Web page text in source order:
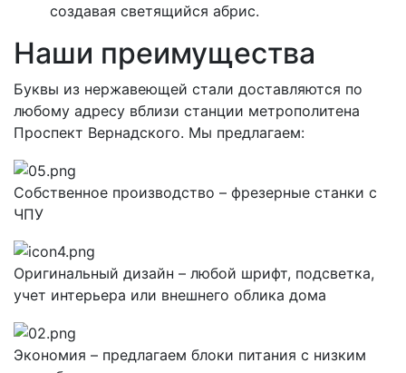
создавая светящийся абрис.
Наши преимущества
Буквы из нержавеющей стали доставляются по
любому адресу вблизи станции метрополитена
Проспект Вернадского. Мы предлагаем:
Собственное производство – фрезерные станки с
ЧПУ
Оригинальный дизайн – любой шрифт, подсветка,
учет интерьера или внешнего облика дома
Экономия – предлагаем блоки питания с низким